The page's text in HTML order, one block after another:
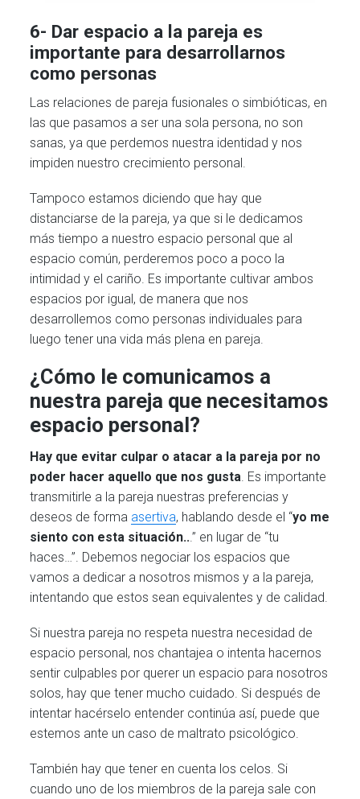
6- Dar espacio a la pareja es
importante para desarrollarnos
como personas
Las relaciones de pareja fusionales o simbióticas, en
las que pasamos a ser una sola persona, no son
sanas, ya que perdemos nuestra identidad y nos
impiden nuestro crecimiento personal.
Tampoco estamos diciendo que hay que
distanciarse de la pareja, ya que si le dedicamos
más tiempo a nuestro espacio personal que al
espacio común, perderemos poco a poco la
intimidad y el cariño. Es importante cultivar ambos
espacios por igual, de manera que nos
desarrollemos como personas individuales para
luego tener una vida más plena en pareja.
¿Cómo le comunicamos a
nuestra pareja que necesitamos
espacio personal?
Hay que evitar culpar o atacar a la pareja por no
poder hacer aquello que nos gusta . Es importante
transmitirle a la pareja nuestras preferencias y
deseos de forma asertiva, hablando desde el “yo me
siento con esta situación.. .” en lugar de “tu
haces…”. Debemos negociar los espacios que
vamos a dedicar a nosotros mismos y a la pareja,
intentando que estos sean equivalentes y de calidad.
Si nuestra pareja no respeta nuestra necesidad de
espacio personal, nos chantajea o intenta hacernos
sentir culpables por querer un espacio para nosotros
solos, hay que tener mucho cuidado. Si después de
intentar hacérselo entender continúa así, puede que
estemos ante un caso de maltrato psicológico.
También hay que tener en cuenta los celos. Si
cuando uno de los miembros de la pareja sale con